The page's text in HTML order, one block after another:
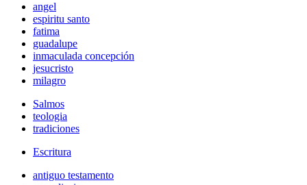
angel
espiritu santo
fatima
guadalupe
inmaculada concepción
jesucristo
milagro
Salmos
teologia
tradiciones
Escritura
antiguo testamento